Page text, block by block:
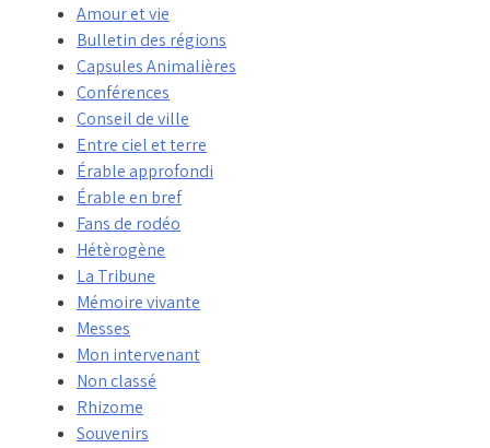
Amour et vie
Bulletin des régions
Capsules Animalières
Conférences
Conseil de ville
Entre ciel et terre
Érable approfondi
Érable en bref
Fans de rodéo
Hétèrogène
La Tribune
Mémoire vivante
Messes
Mon intervenant
Non classé
Rhizome
Souvenirs